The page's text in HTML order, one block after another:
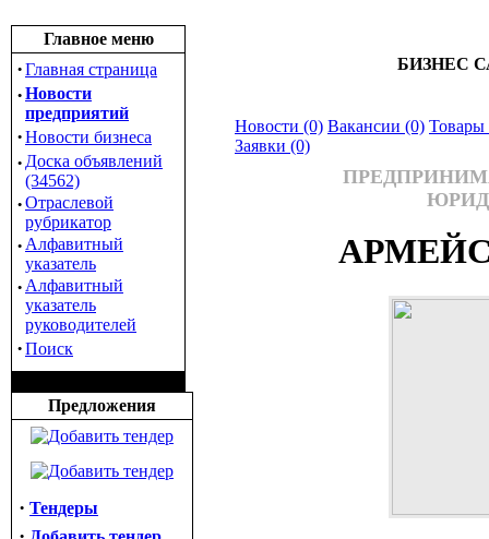
Главное меню
·Главная страница
·Новости
предприятий
·Новости бизнеса
· Доска объявлений
(34562)
·Отраслевой
рубрикатор
· Алфавитный
указатель
· Алфавитный
указатель
руководителей
·Поиск
Предложения
· Тендеры
БИЗНЕС
Новости (0) Вакансии (0) Товары
Заявки (0)